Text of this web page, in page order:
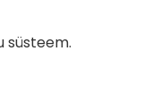
süsteem.